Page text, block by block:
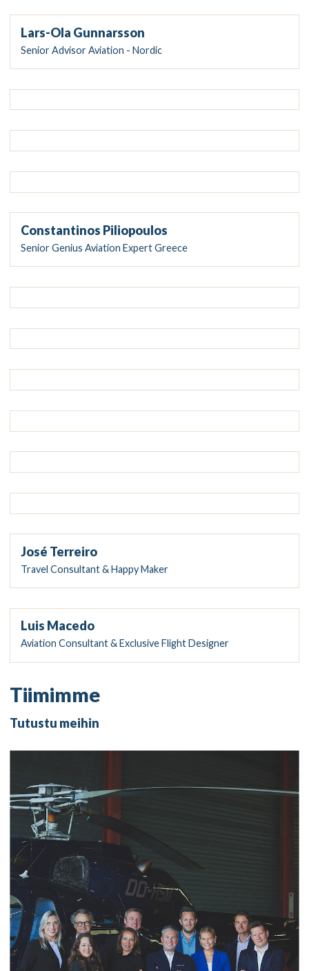
Lars-Ola Gunnarsson
Senior Advisor Aviation - Nordic
Constantinos Piliopoulos
Senior Genius Aviation Expert Greece
José Terreiro
Travel Consultant & Happy Maker
Luis Macedo
Aviation Consultant & Exclusive Flight Designer
Tiimimme
Tutustu meihin